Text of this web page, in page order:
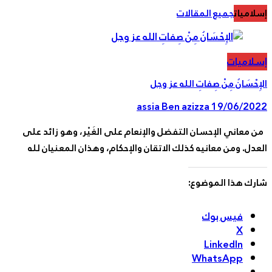
جميع المقالات
مِنْ صِفاتِ الله عز وجل
assia Ben azizza19/06/
الإحسان التفضل والإنعام على الغَيْر، وهو زائد على
ومن معانيه كذلك الاتقان والإحكام، وهذان المعنيان لله
هذا الموضوع:
فيس بوك
X
LinkedIn
WhatsApp